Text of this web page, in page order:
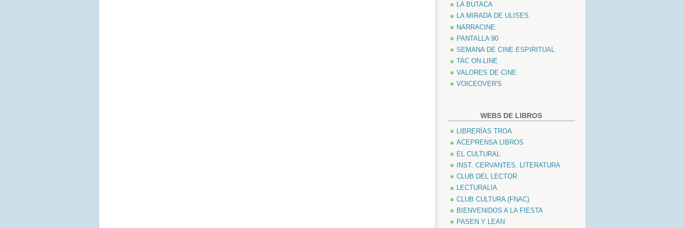
LA BUTACA
LA MIRADA DE ULISES
NARRACINE
PANTALLA 90
SEMANA DE CINE ESPIRITUAL
TAC ON-LINE
VALORES DE CINE
VOICEOVER'S
WEBS DE LIBROS
LIBRERÍAS TROA
ACEPRENSA LIBROS
EL CULTURAL
INST. CERVANTES. LITERATURA
CLUB DEL LECTOR
LECTURALIA
CLUB CULTURA (FNAC)
BIENVENIDOS A LA FIESTA
PASEN Y LEAN